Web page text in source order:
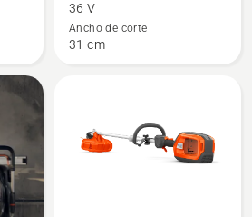
215iL
con
36 V
Ancho de corte
31 cm